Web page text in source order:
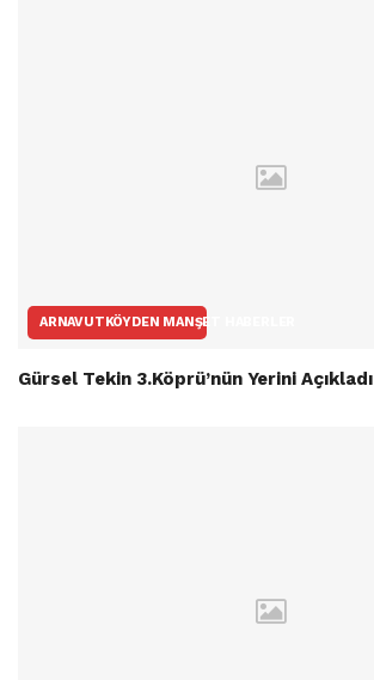
ARNAVUTKÖYDEN MANŞET HABERLER
Gürsel Tekin 3.Köprü’nün Yerini Açıkladı